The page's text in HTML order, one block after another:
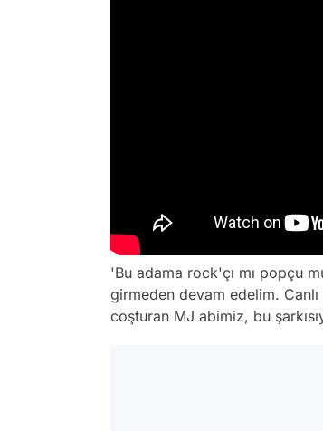
'Bu adama rock'çı mı popçu
girmeden devam edelim. Canlı
coşturan MJ abimiz, bu